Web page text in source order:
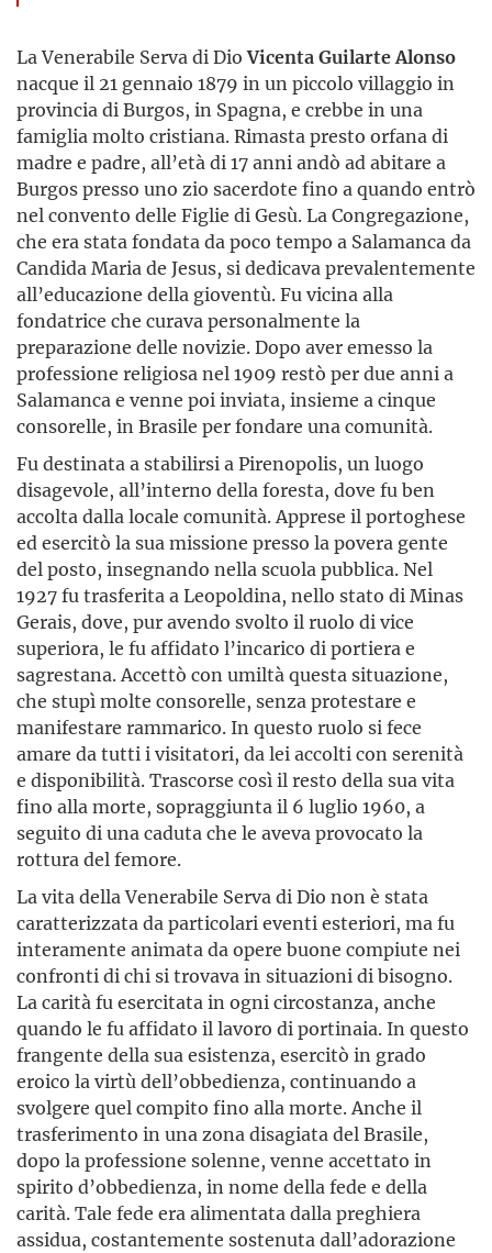
La Venerabile Serva di DioVicenta Guilarte Alonso
nacque il 21 gennaio 1879 in un piccolo villaggio in
provincia di Burgos, in Spagna, e crebbe in una
famiglia molto cristiana. Rimasta presto orfana di
madre e padre, all’età di 17 anni andò ad abitare a
Burgos presso uno zio sacerdote fino a quando entrò
nel convento delle Figlie di Gesù. La Congregazione,
che era stata fondata da poco tempo a Salamanca da
Candida Maria de Jesus, si dedicava prevalentemente
all’educazione della gioventù. Fu vicina alla
fondatrice che curava personalmente la
preparazione delle novizie. Dopo aver emesso la
professione religiosa nel 1909 restò per due anni a
Salamanca e venne poi inviata, insieme a cinque
consorelle, in Brasile per fondare una comunità.
Fu destinata a stabilirsi a Pirenopolis, un luogo
disagevole, all’interno della foresta, dove fu ben
accolta dalla locale comunità. Apprese il portoghese
ed esercitò la sua missione presso la povera gente
del posto, insegnando nella scuola pubblica. Nel
1927 fu trasferita a Leopoldina, nello stato di Minas
Gerais, dove, pur avendo svolto il ruolo di vice
superiora, le fu affidato l’incarico di portiera e
sagrestana. Accettò con umiltà questa situazione,
che stupì molte consorelle, senza protestare e
manifestare rammarico. In questo ruolo si fece
amare da tutti i visitatori, da lei accolti con serenità
e disponibilità. Trascorse così il resto della sua vita
fino alla morte, sopraggiunta il 6 luglio 1960, a
seguito di una caduta che le aveva provocato la
rottura del femore.
La vita della Venerabile Serva di Dio non è stata
caratterizzata da particolari eventi esteriori, ma fu
interamente animata da opere buone compiute nei
confronti di chi si trovava in situazioni di bisogno.
La carità fu esercitata in ogni circostanza, anche
quando le fu affidato il lavoro di portinaia. In questo
frangente della sua esistenza, esercitò in grado
eroico la virtù dell’obbedienza, continuando a
svolgere quel compito fino alla morte. Anche il
trasferimento in una zona disagiata del Brasile,
dopo la professione solenne, venne accettato in
spirito d’obbedienza, in nome della fede e della
carità. Tale fede era alimentata dalla preghiera
assidua, costantemente sostenuta dall’adorazione